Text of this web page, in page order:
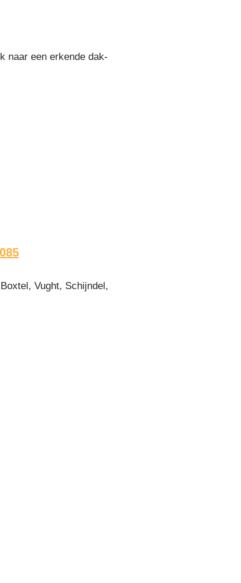
naar een erkende dak-
Vught, Schijndel,